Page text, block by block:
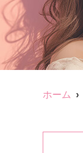
ホーム